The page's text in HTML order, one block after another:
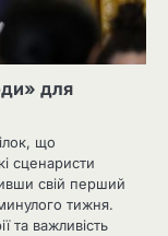
для
що
сценаристи
свій перший
тижня.
та важливість